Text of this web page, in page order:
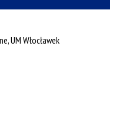
UM Włocławek